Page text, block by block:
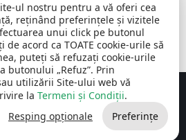
Toate drepturile rezervate
Media Relații Publice SRL
ul nostru pentru a vă oferi cea
reținând preferințele și vizitele
unui click pe butonul
de acord ca TOATE cookie-urile să
puteți să refuzați cookie-urile
butonului „Refuz”. Prin
utilizării Site-ului web vă
la Termeni și Condiții.
Resping opționale Preferințe